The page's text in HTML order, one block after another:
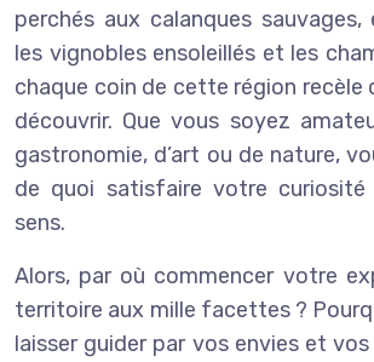
perchés aux calanques
les vignobles ensoleillés et les
chaque coin de cette région recèle
découvrir. Que vous soyez
gastronomie, d’art ou de nature,
de quoi satisfaire votre
sens.
Alors, par où commencer votre
territoire aux mille facettes ?
laisser guider par vos envies et vos